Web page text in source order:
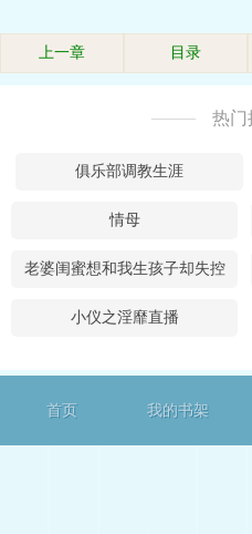
上一章 目录
热门
俱乐部调教生涯
情母
老婆闺蜜想和我生孩子却失控
小仪之淫靡直播
首页 我的书架